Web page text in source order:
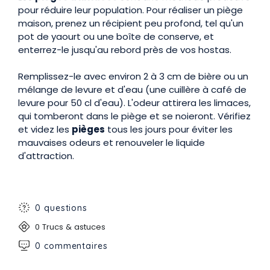
pour réduire leur population. Pour réaliser un piège
maison, prenez un récipient peu profond, tel qu'un
pot de yaourt ou une boîte de conserve, et
enterrez-le jusqu'au rebord près de vos hostas.
Remplissez-le avec environ 2 à 3 cm de bière ou un
mélange de levure et d'eau (une cuillère à café de
levure pour 50 cl d'eau). L'odeur attirera les limaces,
qui tomberont dans le piège et se noieront. Vérifiez
et videz les pièges tous les jours pour éviter les
mauvaises odeurs et renouveler le liquide
d'attraction.
0 questions
0 Trucs & astuces
0 commentaires